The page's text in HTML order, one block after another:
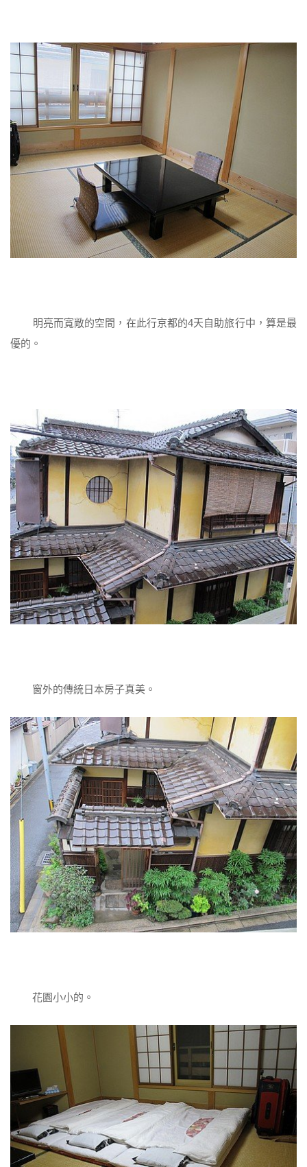
明亮而寬敞的空間，在此行京都的4天自助旅行中，算是最
優的。
窗外的傳統日本房子真美。
花園小小的。